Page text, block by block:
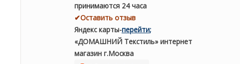
принимаются 24 часа
✔Оставить отзыв
Яндекс карты-перейти;
«ДОМАШНИЙ Текстиль» интернет
магазин г.Москва